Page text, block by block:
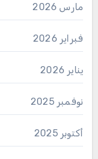
مارس 2026
فبراير 2026
يناير 2026
نوفمبر 2025
أكتوبر 2025